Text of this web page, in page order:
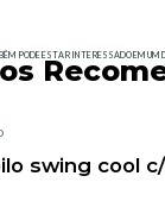
PODE ESTAR INTERESSADO EM UM
swing cool